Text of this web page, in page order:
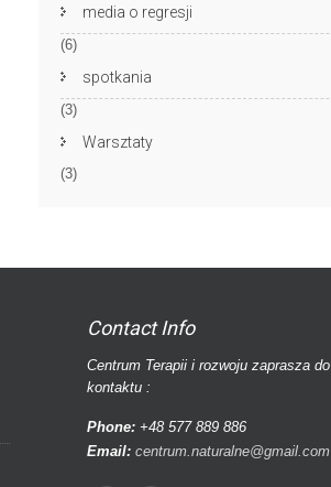
media o regresji
(6)
spotkania
(3)
Warsztaty
(3)
Contact Info
Centrum Terapii i rozwoju zaprasza do
kontaktu :
Phone: +48 577 889 886
Email: centrum.naturalne@gmail.com